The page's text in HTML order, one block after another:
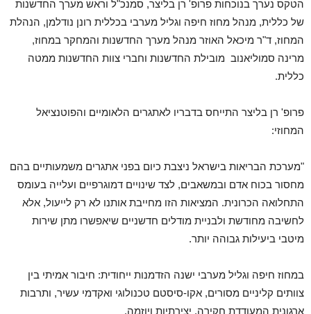
הטקס נערך בנוכחות פרופ' רן בליצר, סמנכ"ל וראש מערך החדשנות
של כללית, מנהל מחוז חיפה וגליל מערבי בכללית רונן נודלמן, הנהלת
המחוז, ד"ר מיכאל האוזר מנהל מערך החדשנות והמחקר במחוז,
מרינה סמוליאנוב מובילת החדשנות וחברי צוות החדשנות ממטה
כללית.
פרופ' רן בליצר התייחס בדבריו לאתגרים הלאומיים והפוטנציאל
המחוזי:
"מערכת הבריאות בישראל ניצבת כיום בפני אתגרים משמעותיים בהם
מחסור בכוח אדם ובמשאבים, לצד שינויים דמוגרפיים ועלייה בעומס
התחלואה הכרונית. המציאות הזו מחייבת אותנו לא רק לייעול, אלא
לחשיבה מחודשת ולבניית מודלים חדשניים שיאפשרו מתן שירות
מיטבי ביעילות גבוהה יותר.
במחוז חיפה וגליל מערבי ישנה הזדמנות ייחודית: חיבור אמיתי בין
צוותים קליניים מסורים, אקו-סיסטם טכנולוגי ואקדמי עשיר, ותרבות
ארגונית המעודדת חקירה, יצירתיות ויוזמה.